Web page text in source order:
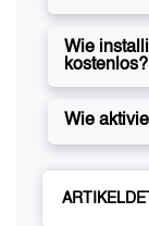
Wie
kostenlos?
Wie